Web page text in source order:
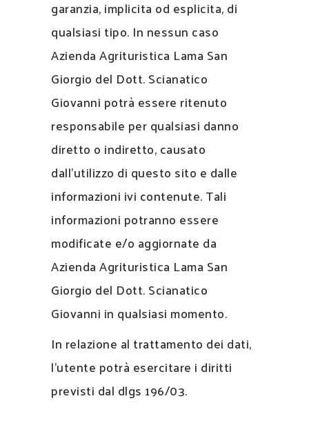
garanzia, implicita od esplicita, di
qualsiasi tipo. In nessun caso
Azienda Agrituristica Lama San
Giorgio del Dott. Scianatico
Giovanni potrà essere ritenuto
responsabile per qualsiasi danno
diretto o indiretto, causato
dall’utilizzo di questo sito e dalle
informazioni ivi contenute. Tali
informazioni potranno essere
modificate e/o aggiornate da
Azienda Agrituristica Lama San
Giorgio del Dott. Scianatico
Giovanni in qualsiasi momento.
In relazione al trattamento dei dati,
l’utente potrà esercitare i diritti
previsti dal dlgs 196/03.